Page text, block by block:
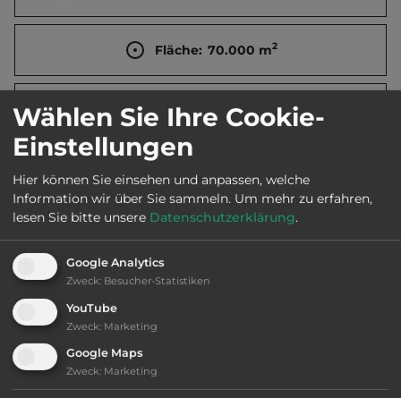
Fläche: 70.000 m2
Öffnungszeiten: 4.4. bis 2.11.
Ausstattung:
Klassifizierung: befriedigend
Wählen Sie Ihre Cookie-
Einstellungen
Hier können Sie einsehen und anpassen, welche
Information wir über Sie sammeln. Um mehr zu erfahren,
lesen Sie bitte unsere Datenschutzerklärung.
Google Analytics
Zweck: Besucher-Statistiken
YouTube
Zweck: Marketing
Google Maps
Zweck: Marketing